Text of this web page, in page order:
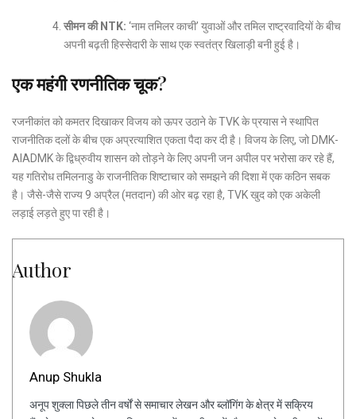
सीमन की NTK: ‘नाम तमिलर काची’ युवाओं और तमिल राष्ट्रवादियों के बीच
अपनी बढ़ती हिस्सेदारी के साथ एक स्वतंत्र खिलाड़ी बनी हुई है।
एक महंगी रणनीतिक चूक?
रजनीकांत को कमतर दिखाकर विजय को ऊपर उठाने के TVK के प्रयास ने स्थापित
राजनीतिक दलों के बीच एक अप्रत्याशित एकता पैदा कर दी है। विजय के लिए, जो DMK-
AIADMK के द्विध्रुवीय शासन को तोड़ने के लिए अपनी जन अपील पर भरोसा कर रहे हैं,
यह गतिरोध तमिलनाडु के राजनीतिक शिष्टाचार को समझने की दिशा में एक कठिन सबक
है। जैसे-जैसे राज्य 9 अप्रैल (मतदान) की ओर बढ़ रहा है, TVK खुद को एक अकेली
लड़ाई लड़ते हुए पा रही है।
Author
Anup Shukla
अनूप शुक्ला पिछले तीन वर्षों से समाचार लेखन और ब्लॉगिंग के क्षेत्र में सक्रिय